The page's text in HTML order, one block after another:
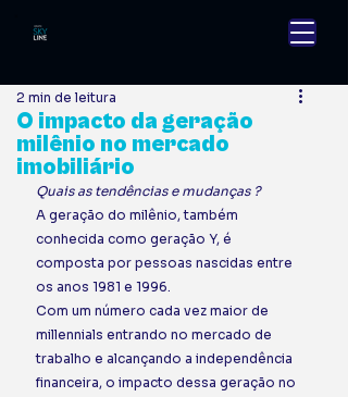
O impacto da geração
milênio no mercado
imobiliário
2 min de leitura
Quais as tendências e mudanças ?
A geração do milênio, também
conhecida como geração Y, é
composta por pessoas nascidas entre
os anos 1981 e 1996.
Com um número cada vez maior de
millennials entrando no mercado de
trabalho e alcançando a independência
financeira, o impacto dessa geração no